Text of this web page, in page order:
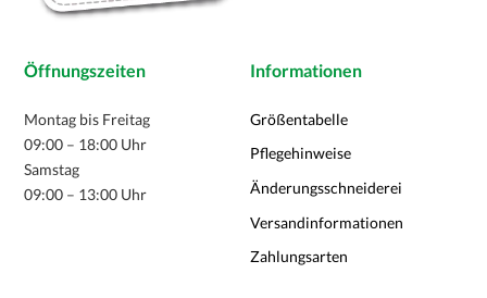
Öffnungszeiten
Montag bis Freitag
09:00 – 18:00 Uhr
Samstag
09:00 – 13:00 Uhr
Informationen
Größentabelle
Pflegehinweise
Änderungsschneiderei
Versandinformationen
Zahlungsarten